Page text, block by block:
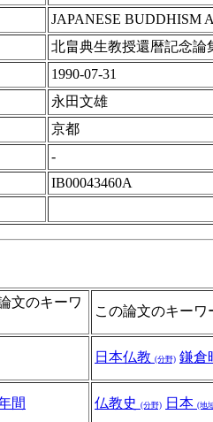
JAPANESE BUDDHISM
北畠典生教授還暦記念論
1990-07-31
永田文雄
京都
-
IB00043460A
文のキーワ
この論文のキー
日本仏教 (分野) 鎌倉
間 仏教史 (分野) 日本 (地